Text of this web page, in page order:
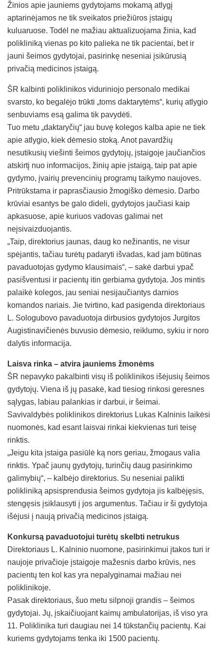
Žinios apie jauniems gydytojams mokamą atlygį
aptarinėjamos ne tik sveikatos priežiūros įstaigų
kuluaruose. Todėl ne mažiau aktualizuojama žinia, kad
polikliniką vienas po kito palieka ne tik pacientai, bet ir
jauni šeimos gydytojai, pasirinkę neseniai įsikūrusią
privačią medicinos įstaigą.
ŠR kalbinti poliklinikos viduriniojo personalo medikai
svarsto, ko begalėjo trūkti „toms daktarytėms“, kurių atlygio
senbuviams esą galima tik pavydėti.
Tuo metu „daktaryčių“ jau buvę kolegos kalba apie ne tiek
apie atlygio, kiek dėmesio stoką. Anot pavardžių
nesutikusių viešinti šeimos gydytojų, įstaigoje jaučiančios
atskirtį nuo informacijos, žinių apie įstaigą, taip pat apie
gydymo, įvairių prevencinių programų taikymo naujoves.
Pritrūkstama ir paprasčiausio žmogiško dėmesio. Darbo
krūviai esantys be galo dideli, gydytojos jaučiasi kaip
apkasuose, apie kuriuos vadovas galimai net
neįsivaizduojantis.
„Taip, direktorius jaunas, daug ko nežinantis, ne visur
spėjantis, tačiau turėtų padaryti išvadas, kad jam būtinas
pavaduotojas gydymo klausimais“, – sakė darbui ypač
pasišventusi ir pacientų itin gerbiama gydytoja. Jos mintis
palaikė kolegos, jau seniai nesijaučiantys darnios
komandos nariais. Jie tvirtino, kad pasigenda direktoriaus
L. Sologubovo pavaduotoja dirbusios gydytojos Jurgitos
Augistinavičienės buvusio dėmesio, reiklumo, sykiu ir noro
dalytis informacija.
Laisva rinka – atvira jauniems žmonėms
ŠR nepavyko pakalbinti visų iš poliklinikos išėjusių šeimos
gydytojų. Viena iš jų pasakė, kad tiesiog rinkosi geresnes
sąlygas, labiau palankias ir darbui, ir šeimai.
Savivaldybės poliklinikos direktorius Lukas Kalninis laikėsi
nuomonės, kad esant laisvai rinkai kiekvienas turi teisę
rinktis.
„Jeigu kita įstaiga pasiūlė ką nors geriau, žmogaus valia
rinktis. Ypač jaunų gydytojų, turinčių daug pasirinkimo
galimybių“, – kalbėjo direktorius. Su neseniai palikti
polikliniką apsisprendusia šeimos gydytoja jis kalbėjęsis,
stengęsis įsiklausyti į jos argumentus. Tačiau ir ši gydytoja
išėjusi į naują privačią medicinos įstaigą.
Konkursą pavaduotojui turėtų skelbti netrukus
Direktoriaus L. Kalninio nuomone, pasirinkimui įtakos turi ir
naujoje privačioje įstaigoje mažesnis darbo krūvis, nes
pacientų ten kol kas yra nepalyginamai mažiau nei
poliklinikoje.
Pasak direktoriaus, šuo metu silpnoji grandis – šeimos
gydytojai. Jų, įskaičiuojant kaimų ambulatorijas, iš viso yra
11. Poliklinika turi daugiau nei 14 tūkstančių pacientų. Kai
kuriems gydytojams tenka iki 1500 pacientų.